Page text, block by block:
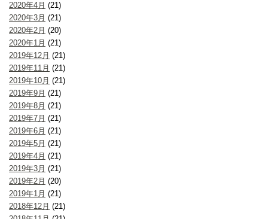
2020年4月 (21)
2020年3月 (21)
2020年2月 (20)
2020年1月 (21)
2019年12月 (21)
2019年11月 (21)
2019年10月 (21)
2019年9月 (21)
2019年8月 (21)
2019年7月 (21)
2019年6月 (21)
2019年5月 (21)
2019年4月 (21)
2019年3月 (21)
2019年2月 (20)
2019年1月 (21)
2018年12月 (21)